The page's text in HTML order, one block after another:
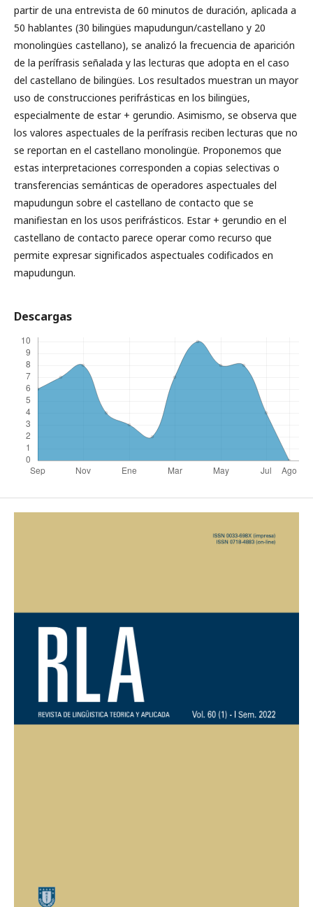
partir de una entrevista de 60 minutos de duración, aplicada a
50 hablantes (30 bilingües mapudungun/castellano y 20
monolingües castellano), se analizó la frecuencia de aparición
de la perífrasis señalada y las lecturas que adopta en el caso
del castellano de bilingües. Los resultados muestran un mayor
uso de construcciones perifrásticas en los bilingües,
especialmente de estar + gerundio. Asimismo, se observa que
los valores aspectuales de la perífrasis reciben lecturas que no
se reportan en el castellano monolingüe. Proponemos que
estas interpretaciones corresponden a copias selectivas o
transferencias semánticas de operadores aspectuales del
mapudungun sobre el castellano de contacto que se
manifiestan en los usos perifrásticos. Estar + gerundio en el
castellano de contacto parece operar como recurso que
permite expresar significados aspectuales codificados en
mapudungun.
Descargas